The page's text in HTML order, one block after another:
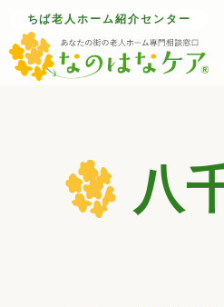
ちば老人ホーム紹介センター
八